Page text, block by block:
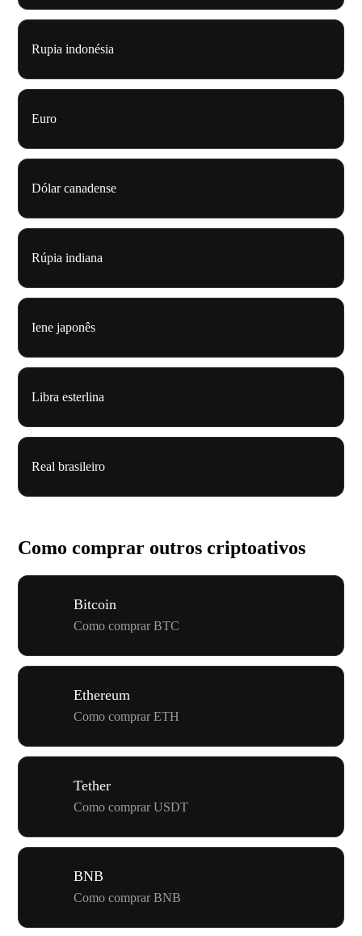
Rupia indonésia
Euro
Dólar canadense
Rúpia indiana
Iene japonês
Libra esterlina
Real brasileiro
Como comprar outros criptoativos
Bitcoin
Como comprar BTC
Ethereum
Como comprar ETH
Tether
Como comprar USDT
BNB
Como comprar BNB